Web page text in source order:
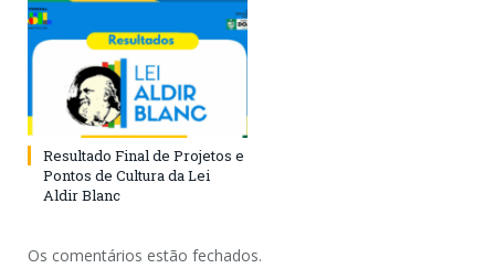
Resultado Final de Projetos e
Pontos de Cultura da Lei
Aldir Blanc
Os comentários estão fechados.